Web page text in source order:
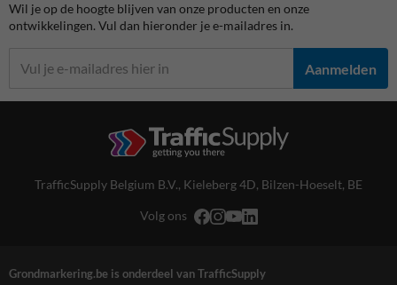
Wil je op de hoogte blijven van onze producten en onze
ontwikkelingen. Vul dan hieronder je e-mailadres in.
Aanmelden
TrafficSupply Belgium B.V., Kieleberg 4D, Bilzen-Hoeselt, BE
Volg ons
Grondmarkering.be is onderdeel van TrafficSupply